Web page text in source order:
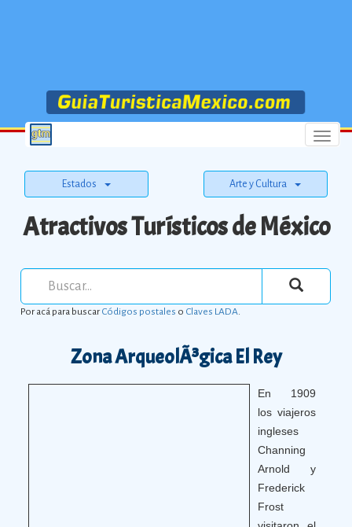
Menu
Estados Arte y Cultura
Atractivos Turísticos de México
Por acá para buscarCódigos postales o Claves LADA.
Zona ArqueolÃ³gica El Rey
En 1909
los viajeros
ingleses
Channing
Arnold y
Frederick
Frost